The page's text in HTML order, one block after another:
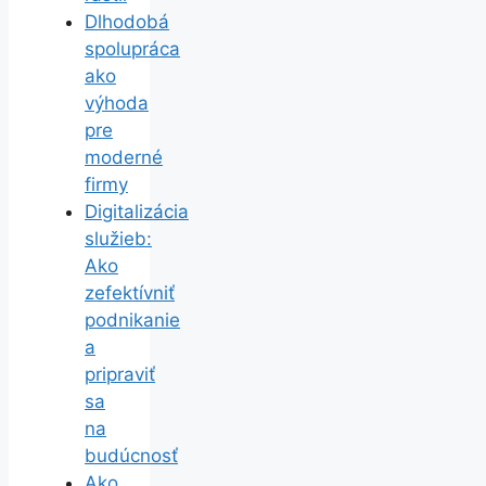
Dlhodobá
spolupráca
ako
výhoda
pre
moderné
firmy
Digitalizácia
služieb:
Ako
zefektívniť
podnikanie
a
pripraviť
sa
na
budúcnosť